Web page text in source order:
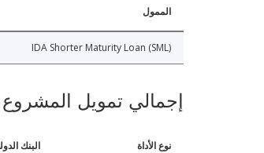
الممول
IDA Shorter Maturity Loan (SML)
إجمالي تمويل المشروع
نوع الأداة البنك